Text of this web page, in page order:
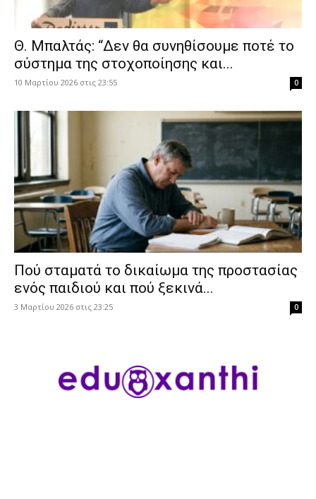
Θ. Μπαλτάς: “Δεν θα συνηθίσουμε ποτέ το
σύστημα της στοχοποίησης και...
10 Μαρτίου 2026 στις 23:55 0
Πού σταματά το δικαίωμα της προστασίας
ενός παιδιού και πού ξεκινά...
3 Μαρτίου 2026 στις 23:25 0